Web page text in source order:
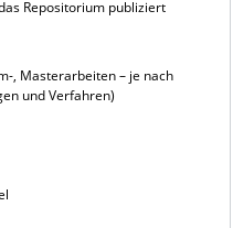
Repositorium publiziert
, Masterarbeiten – je nach
und Verfahren)